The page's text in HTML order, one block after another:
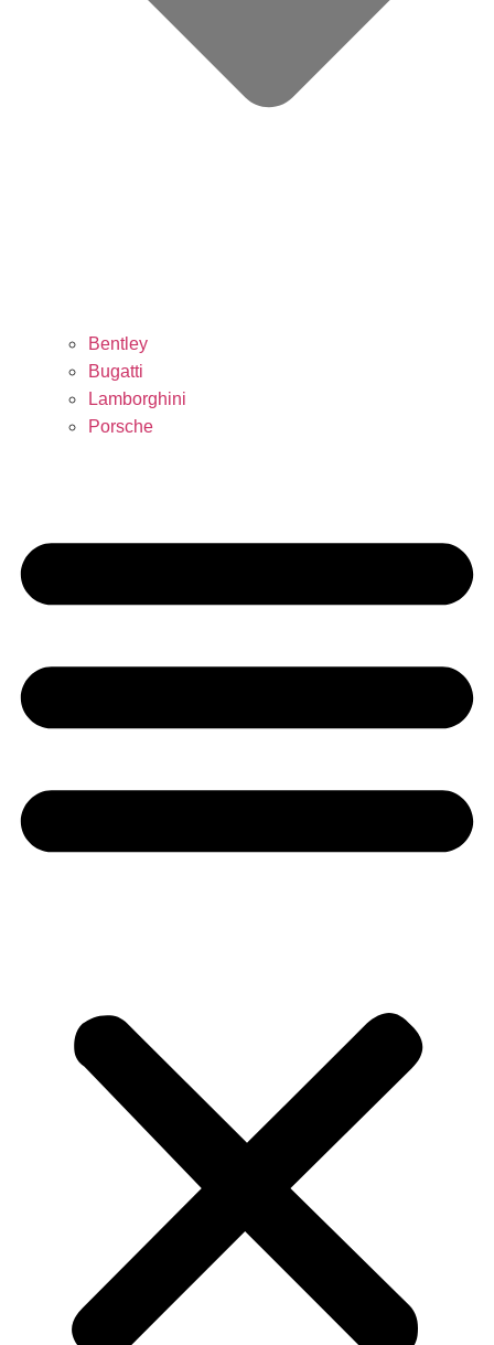
Bentley
Bugatti
Lamborghini
Porsche